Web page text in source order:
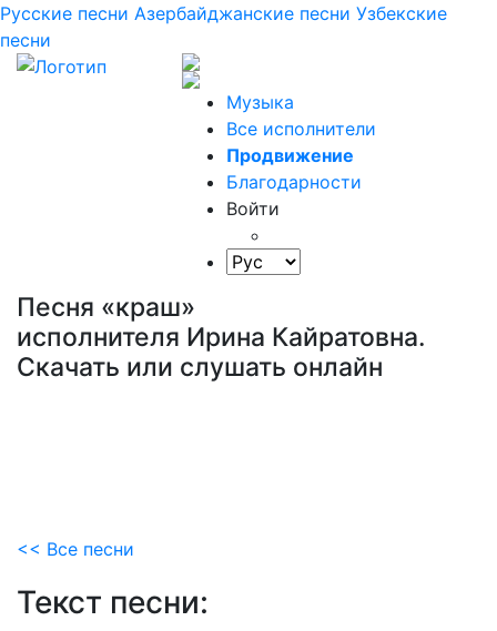
Русские песни Азербайджанские песни Узбекские
песни
Музыка
Все исполнители
Продвижение
Благодарности
Войти
Песня «краш»
исполнителя Ирина Кайратовна.
Скачать или слушать онлайн
<< Все песни
Текст песни: